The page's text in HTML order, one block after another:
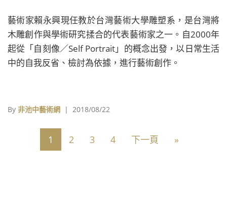
藝術家賴永興現任教於台灣藝術大學雕塑系，是台灣將
木雕創作與學術研究揉合的代表藝術家之一。自2000年
起從「自刻像／Self Portrait」的概念出發，以日常生活
中的自我反省、檢討為依據，進行藝術創作。
By 非池中藝術網 | 2018/08/22
1 2 3 4 下一頁 »